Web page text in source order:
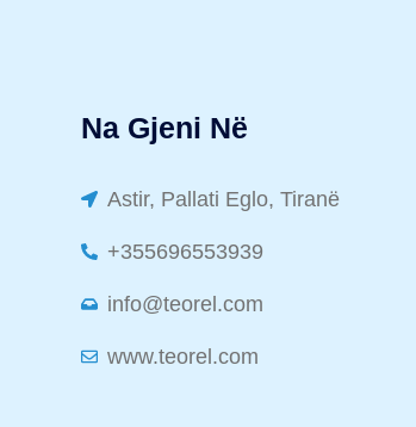
Na Gjeni Në
Astir, Pallati Eglo, Tiranë
+355696553939
info@teorel.com
www.teorel.com